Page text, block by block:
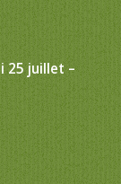
25 juillet –